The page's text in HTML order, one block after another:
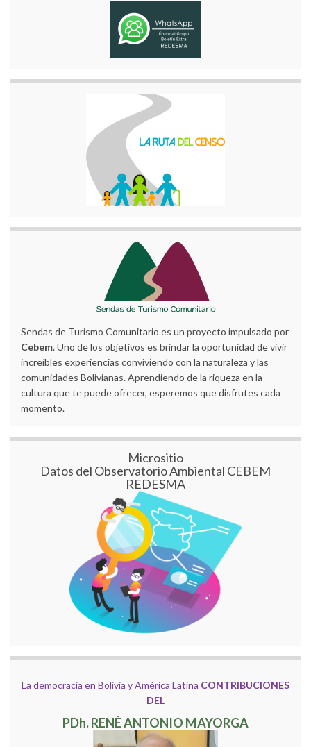
Sendas de Turismo Comunitario es un proyecto impulsado por
Cebem. Uno de los objetivos es brindar la oportunidad de vivir
increíbles experiencias conviviendo con la naturaleza y las
comunidades Bolivianas. Aprendiendo de la riqueza en la
cultura que te puede ofrecer, esperemos que disfrutes cada
momento.
Micrositio
Datos del Observatorio Ambiental CEBEM
REDESMA
La democracia en Bolivia y América Latina CONTRIBUCIONES
DEL
PDh. RENÉ ANTONIO MAYORGA